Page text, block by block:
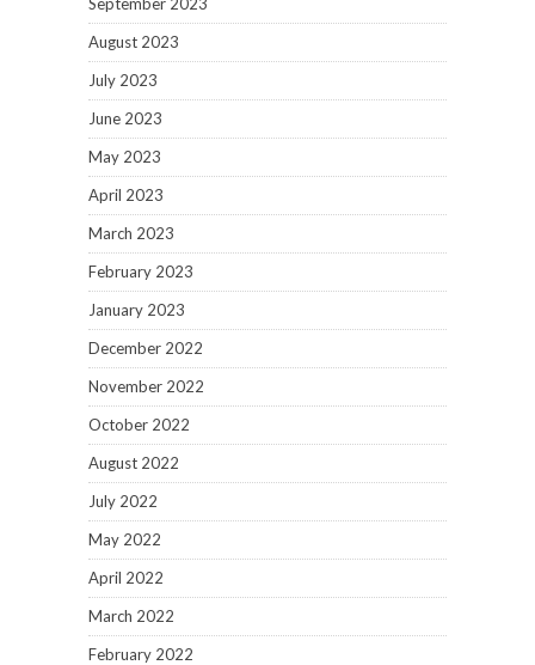
August 2023
July 2023
June 2023
May 2023
April 2023
March 2023
February 2023
January 2023
December 2022
November 2022
October 2022
August 2022
July 2022
May 2022
April 2022
March 2022
February 2022